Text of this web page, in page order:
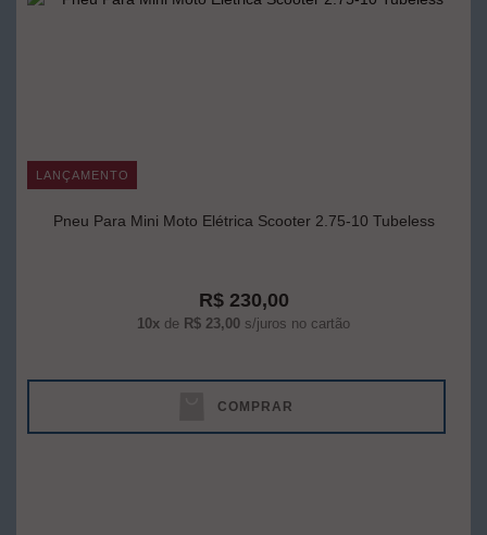
LANÇAMENTO
Pneu Para Mini Moto Elétrica Scooter 2.75-10 Tubeless
R$ 230,00
10x de R$ 23,00 s/juros no cartão
COMPRAR